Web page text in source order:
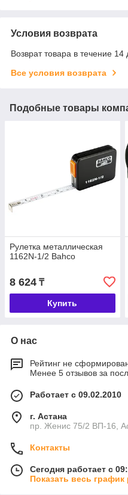
Условия возврата
Возврат товара в течение
Все условия возврата
Подобные товары
Рулетка металлическая
1162N-1/2 Bahco
8 624 ₸
Купить
О нас
Рейтинг не
Менее 5 отзывов за
Работает с 09.02.2010
г. Астана
пр. Женис 75/2 ВП-16,
Контакты
Сегодня работает с
Показать весь